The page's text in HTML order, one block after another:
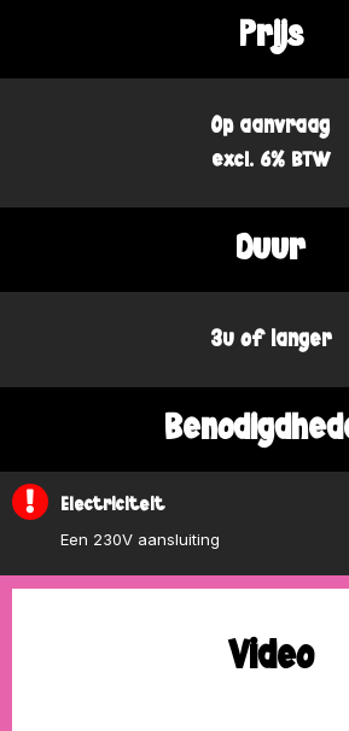
Prijs
Op aanvraag
excl. 6% BTW
Duur
3u of langer
Electriciteit
Een 230V aansluiting
Video